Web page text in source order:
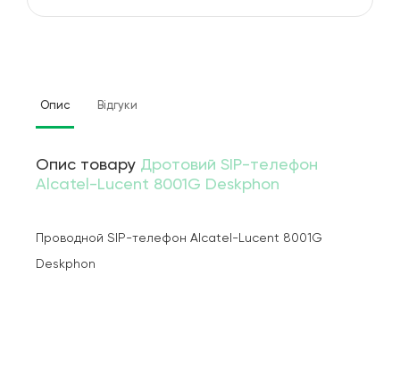
Опис Відгуки
Опис товару Дротовий SIP-телефон
Alcatel-Lucent 8001G Deskphon
Проводной SIP-телефон Alcatel-Lucent 8001G
Deskphon